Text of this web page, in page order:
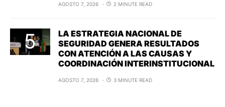
AGOSTO 7, 2026 2 MINUTE READ
LA ESTRATEGIA NACIONAL DE
SEGURIDAD GENERA RESULTADOS
CON ATENCIÓN A LAS CAUSAS Y
COORDINACIÓN INTERINSTITUCIONAL
AGOSTO 7, 2026 3 MINUTE READ